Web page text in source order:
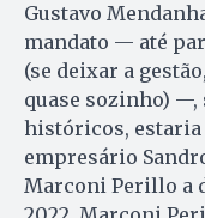
Gustavo
mandato — até
(se deixar a
quase sozinho) —,
históricos, estaria
empresário
Marconi Perillo a